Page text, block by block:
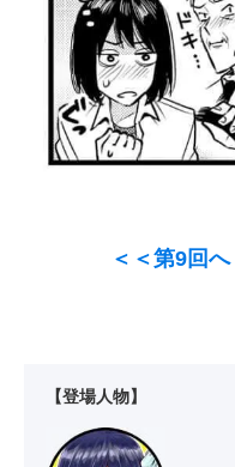
＜＜第9回へ
【登場人物】